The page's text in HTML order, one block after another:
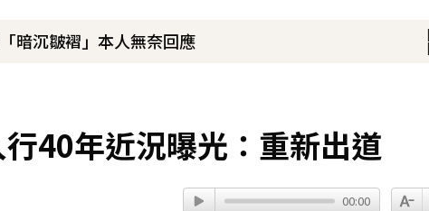
40年近況曝光：重新出道
00:00